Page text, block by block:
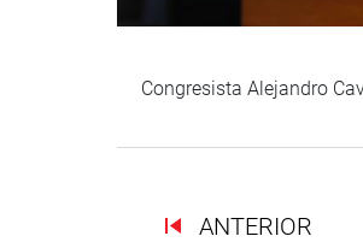
Congresista Alejandro
ANTERIOR